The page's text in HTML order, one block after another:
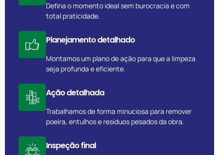
Defina o momento ideal sem burocracia e com
total praticidade.
Planejamento detalhado
Montamos um plano de ação para que a limpeza
seja profunda e eficiente.
Ação detalhada
Trabalhamos de forma minuciosa para remover
poeira, entulhos e resíduos pesados da obra.
Inspeção final